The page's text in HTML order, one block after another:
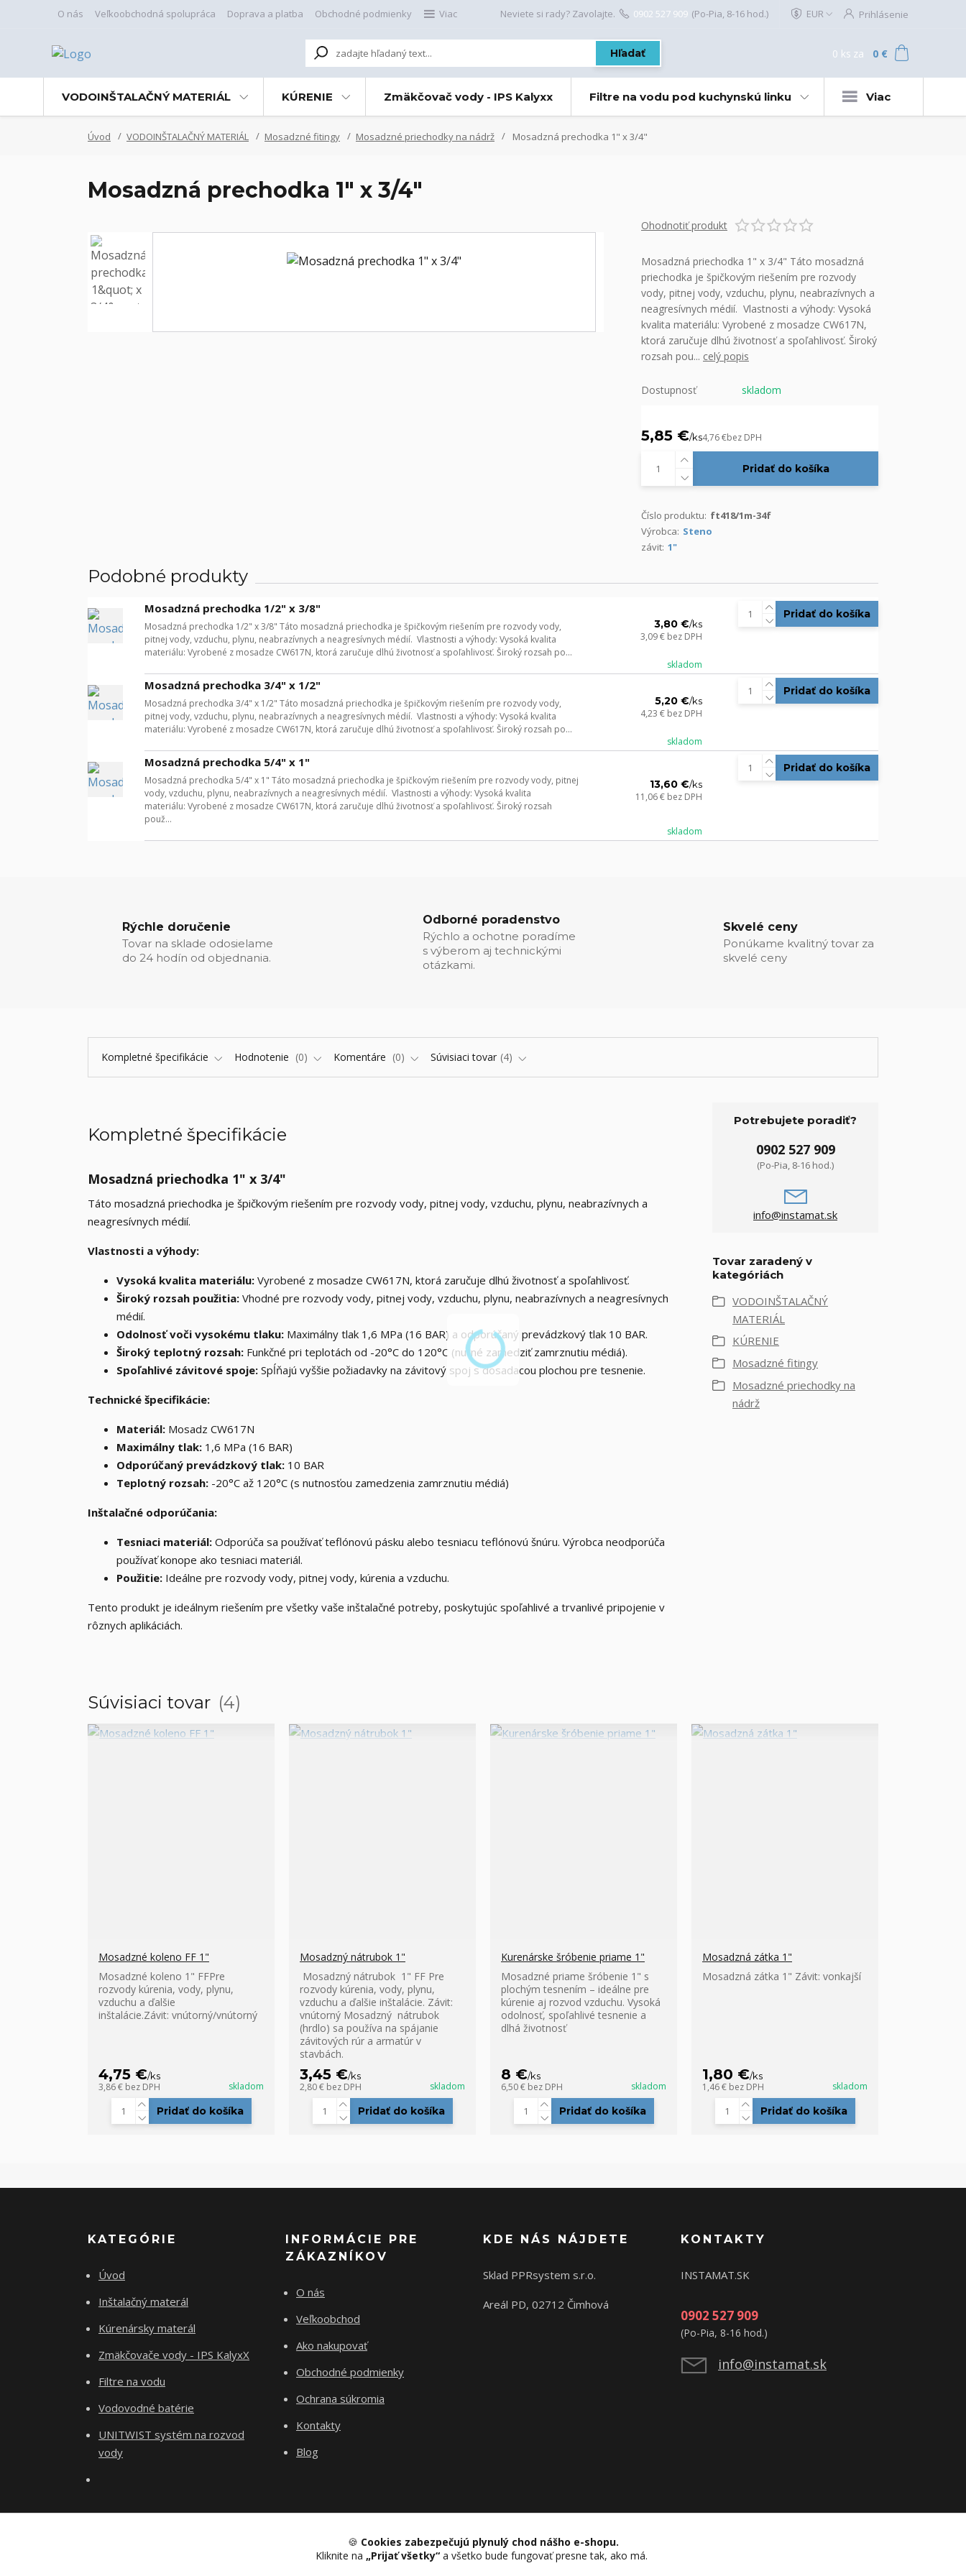
O nás Veľkoobchodná spolupráca Doprava a platba Obchodné podmienky Viac EUR Prihlásenie
Hľadať
Neviete si rady? Zavolajte. 0902 527 909 (Po-Pia, 8-16 hod.)
0 ks za 0 €
VODOINŠTALAČNÝ MATERIÁL KÚRENIE Zmäkčovač vody - IPS Kalyxx Filtre na vodu pod kuchynskú linku Viac
Úvod VODOINŠTALAČNÝ MATERIÁL Mosadzné fitingy Mosadzné priechodky na nádrž Mosadzná prechodka 1" x 3/4"
Mosadzná prechodka 1" x 3/4"
Ohodnotiť produkt
Mosadzná priechodka 1" x 3/4" Táto mosadzná
priechodka je špičkovým riešením pre rozvody
vody, pitnej vody, vzduchu, plynu, neabrazívnych a
neagresívnych médií. Vlastnosti a výhody: Vysoká
kvalita materiálu: Vyrobené z mosadze CW617N,
ktorá zaručuje dlhú životnosť a spoľahlivosť. Široký
rozsah pou... celý popis
Dostupnosť skladom
5,85 €/ks4,76 €bez DPH
Pridať do košíka
Číslo produktu: ft418/1m-34f
Výrobca: Steno
závit: 1"
Podobné produkty
Mosadzná prechodka 1/2" x 3/8"
Mosadzná prechodka 1/2" x 3/8" Táto mosadzná priechodka je špičkovým riešením pre rozvody vody,
pitnej vody, vzduchu, plynu, neabrazívnych a neagresívnych médií. Vlastnosti a výhody: Vysoká kvalita
materiálu: Vyrobené z mosadze CW617N, ktorá zaručuje dlhú životnosť a spoľahlivosť. Široký rozsah po...
3,80 €/ks
3,09 € bez DPH
skladom
Pridať do košíka
Mosadzná prechodka 3/4" x 1/2"
Mosadzná prechodka 3/4" x 1/2" Táto mosadzná priechodka je špičkovým riešením pre rozvody vody,
pitnej vody, vzduchu, plynu, neabrazívnych a neagresívnych médií. Vlastnosti a výhody: Vysoká kvalita
materiálu: Vyrobené z mosadze CW617N, ktorá zaručuje dlhú životnosť a spoľahlivosť. Široký rozsah po...
5,20 €/ks
4,23 € bez DPH
skladom
Pridať do košíka
Mosadzná prechodka 5/4" x 1"
Mosadzná prechodka 5/4" x 1" Táto mosadzná priechodka je špičkovým riešením pre rozvody vody, pitnej
vody, vzduchu, plynu, neabrazívnych a neagresívnych médií. Vlastnosti a výhody: Vysoká kvalita
materiálu: Vyrobené z mosadze CW617N, ktorá zaručuje dlhú životnosť a spoľahlivosť. Široký rozsah
použ...
13,60 €/ks
11,06 € bez DPH
skladom
Pridať do košíka
Rýchle doručenie
Tovar na sklade odosielame
do 24 hodín od objednania.
Odborné poradenstvo
Rýchlo a ochotne poradíme
s výberom aj technickými
otázkami.
Skvelé ceny
Ponúkame kvalitný tovar za
skvelé ceny
Kompletné špecifikácie Hodnotenie 0 Komentáre 0 Súvisiaci tovar 4
Kompletné špecifikácie
Mosadzná priechodka 1" x 3/4"
Táto mosadzná priechodka je špičkovým riešením pre rozvody vody, pitnej vody, vzduchu, plynu, neabrazívnych a
neagresívnych médií.
Vlastnosti a výhody:
Vysoká kvalita materiálu: Vyrobené z mosadze CW617N, ktorá zaručuje dlhú životnosť a spoľahlivosť.
Široký rozsah použitia: Vhodné pre rozvody vody, pitnej vody, vzduchu, plynu, neabrazívnych a neagresívnych
médií.
Odolnosť voči vysokému tlaku: Maximálny tlak 1,6 MPa (16 BAR) a odporúčaný prevádzkový tlak 10 BAR.
Široký teplotný rozsah: Funkčné pri teplotách od -20°C do 120°C (nutné zamedziť zamrznutiu médiá).
Spoľahlivé závitové spoje: Spĺňajú vyššie požiadavky na závitový spoj s dosadacou plochou pre tesnenie.
Technické špecifikácie:
Materiál: Mosadz CW617N
Maximálny tlak: 1,6 MPa (16 BAR)
Odporúčaný prevádzkový tlak: 10 BAR
Teplotný rozsah: -20°C až 120°C (s nutnosťou zamedzenia zamrznutiu médiá)
Inštalačné odporúčania:
Tesniaci materiál: Odporúča sa používať teflónovú pásku alebo tesniacu teflónovú šnúru. Výrobca neodporúča
používať konope ako tesniaci materiál.
Použitie: Ideálne pre rozvody vody, pitnej vody, kúrenia a vzduchu.
Tento produkt je ideálnym riešením pre všetky vaše inštalačné potreby, poskytujúc spoľahlivé a trvanlivé pripojenie v
rôznych aplikáciách.
Potrebujete poradiť?
0902 527 909
(Po-Pia, 8-16 hod.)
info@instamat.sk
Tovar zaradený v
kategóriách
VODOINŠTALAČNÝ
MATERIÁL
KÚRENIE
Mosadzné fitingy
Mosadzné priechodky na
nádrž
Súvisiaci tovar 4
Mosadzné koleno FF 1"
Mosadzné koleno 1" FFPre
rozvody kúrenia, vody, plynu,
vzduchu a ďalšie
inštalácie.Závit: vnútorný/vnútorný
4,75 €/ks
3,86 € bez DPH skladom
Pridať do košíka
Mosadzný nátrubok 1"
Mosadzný nátrubok 1" FF Pre
rozvody kúrenia, vody, plynu,
vzduchu a ďalšie inštalácie. Závit:
vnútorný Mosadzný nátrubok
(hrdlo) sa používa na spájanie
závitových rúr a armatúr v
stavbách.
3,45 €/ks
2,80 € bez DPH skladom
Pridať do košíka
Kurenárske šróbenie priame 1"
Mosadzné priame šróbenie 1" s
plochým tesnením – ideálne pre
kúrenie aj rozvod vzduchu. Vysoká
odolnosť, spoľahlivé tesnenie a
dlhá životnosť
8 €/ks
6,50 € bez DPH skladom
Pridať do košíka
Mosadzná zátka 1"
Mosadzná zátka 1" Závit: vonkajší
1,80 €/ks
1,46 € bez DPH skladom
Pridať do košíka
KATEGÓRIE
Úvod
Inštalačný materál
Kúrenársky materál
Zmäkčovače vody - IPS KalyxX
Filtre na vodu
Vodovodné batérie
UNITWIST systém na rozvod
vody
INFORMÁCIE PRE
ZÁKAZNÍKOV
O nás
Veľkoobchod
Ako nakupovať
Obchodné podmienky
Ochrana súkromia
Kontakty
Blog
KDE NÁS NÁJDETE
Sklad PPRsystem s.r.o.
Areál PD, 02712 Čimhová
KONTAKTY
INSTAMAT.SK
0902 527 909
(Po-Pia, 8-16 hod.)
info@instamat.sk
Upravit sběr cookies.
🍪 Cookies zabezpečujú plynulý chod nášho e-shopu.
Kliknite na „Prijať všetky“ a všetko bude fungovať presne tak, ako má.